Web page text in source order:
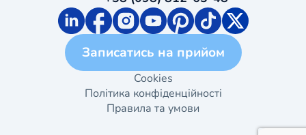
Записатись на прийом
Cookies
Політика конфіденційності
Правила та умови